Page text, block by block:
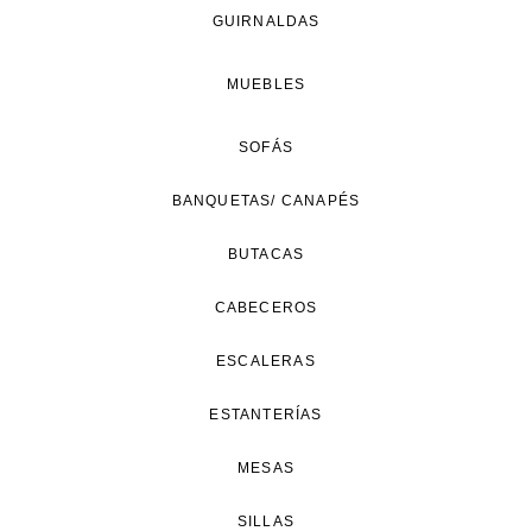
GUIRNALDAS
MUEBLES
SOFÁS
BANQUETAS/ CANAPÉS
BUTACAS
CABECEROS
ESCALERAS
ESTANTERÍAS
MESAS
SILLAS